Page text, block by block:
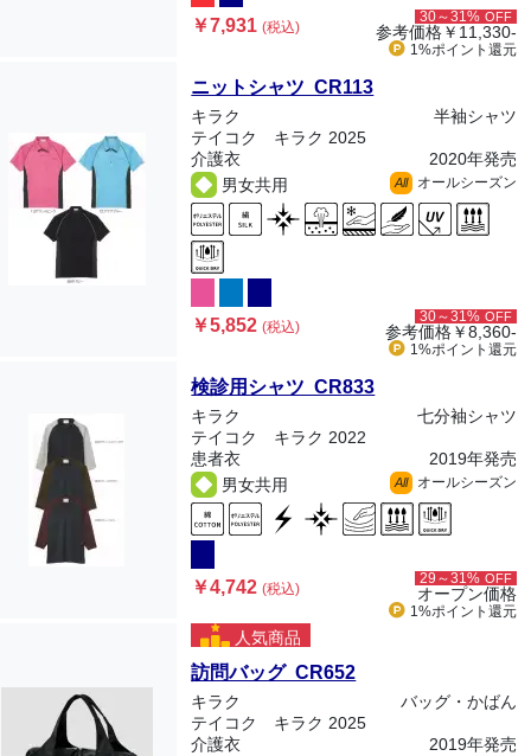
￥7,931(税込)
30～31% OFF
参考価格￥11,330-
1%ポイント 還元
ニットシャツ CR113
キラク
半袖シャツ
テイコク キラク 2025
介護衣
2020年発売
男女共用
All オールシーズン
￥5,852(税込)
30～31% OFF
参考価格￥8,360-
1%ポイント 還元
検診用シャツ CR833
キラク
七分袖シャツ
テイコク キラク 2022
患者衣
2019年発売
男女共用
All オールシーズン
￥4,742(税込)
29～31% OFF
オープン価格
1%ポイント 還元
人気商品
訪問バッグ CR652
キラク
バッグ・かばん
テイコク キラク 2025
介護衣
2019年発売